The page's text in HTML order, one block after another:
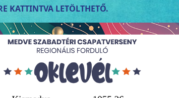
KATTINTVA LETÖLTHETŐ.